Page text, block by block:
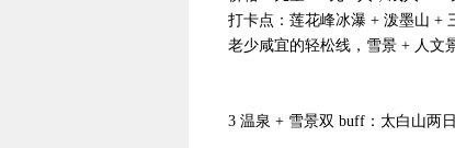
打卡点：莲花峰冰瀑 + 泼墨山 +
老少咸宜的轻松线，雪景 + 人文
3 温泉 + 雪景双 buff：太白山两